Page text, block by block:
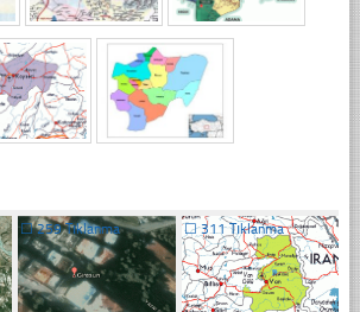
☐259 Tıklanma ☐311 Tıklanma